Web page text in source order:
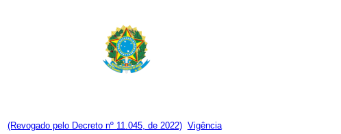
(Revogado pelo Decreto nº 11.045, de 2022) Vigência